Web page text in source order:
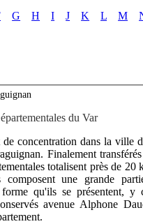
G H I J K L M
du Var
concentration dans la ville
Finalement
totalisent près de
composent une grande
qu'ils se présentent,
avenue Alphone